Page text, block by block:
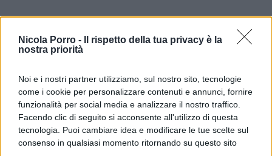
Nicola Porro -
Il rispetto della tua privacy è la
nostra priorità
Noi e i nostri partner utilizziamo, sul nostro sito, tecnologie
come i cookie per personalizzare contenuti e annunci, fornire
funzionalità per social media e analizzare il nostro traffico.
Facendo clic di seguito si acconsente all'utilizzo di questa
tecnologia. Puoi cambiare idea e modificare le tue scelte sul
consenso in qualsiasi momento ritornando su questo sito
È una nemica, una fascista, figuratevi, una che
in occidente.Nessuna donna italiana di sinistra,
nessuna femminista comunista la sostiene. Al
contrario, passano lei in fama di repressiva,
siccome “siamo libere di non decidere”: e già
questa formula è ignobilmente vigliacca, uno deve